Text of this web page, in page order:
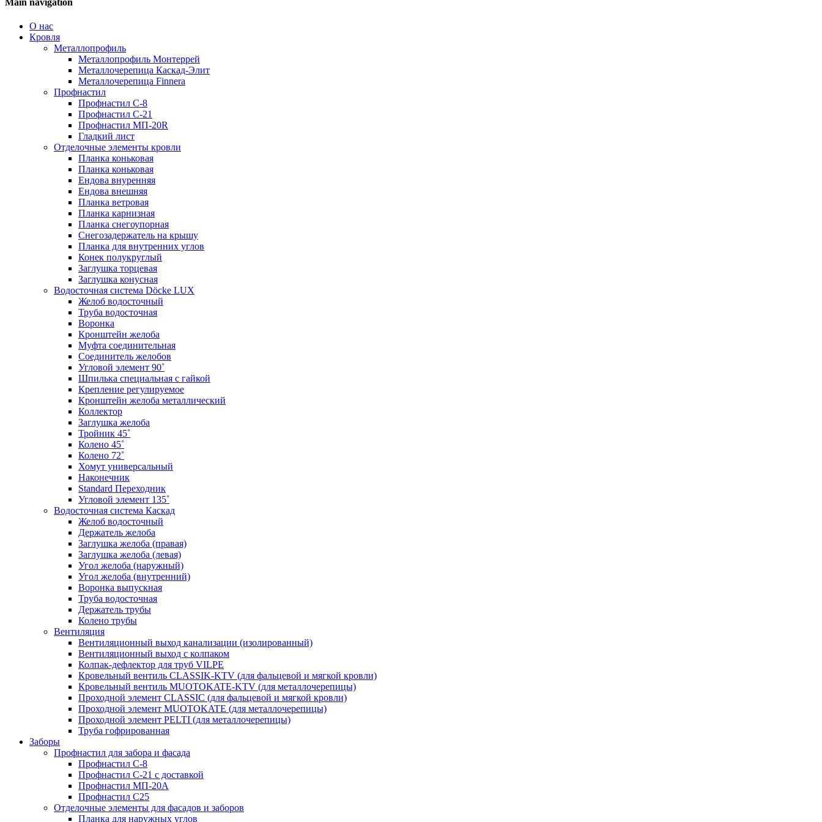
О нас
Кровля
Металлопрофиль
Металлопрофиль Монтеррей
Металлочерепица Каскад-Элит
Металлочерепица Finnera
Профнастил
Профнастил С-8
Профнастил С-21
Профнастил МП-20R
Гладкий лист
Отделочные элементы кровли
Планка коньковая
Планка коньковая
Ендова внуренняя
Ендова внешняя
Планка ветровая
Планка карнизная
Планка снегоупорная
Снегозадержатель на крышу
Планка для внутренних углов
Конек полукруглый
Заглушка торцевая
Заглушка конусная
Водосточная система Döcke LUX
Желоб водосточный
Труба водосточная
Воронка
Кронштейн желоба
Муфта соединительная
Соединитель желобов
Угловой элемент 90˚
Шпилька специальная с гайкой
Крепление регулируемое
Кронштейн желоба металлический
Коллектор
Заглушка желоба
Тройник 45˚
Колено 45˚
Колено 72˚
Хомут универсальный
Наконечник
Standard Переходник
Угловой элемент 135˚
Водосточная система Каскад
Желоб водосточный
Держатель желоба
Заглушка желоба (правая)
Заглушка желоба (левая)
Угол желоба (наружный)
Угол желоба (внутренний)
Воронка выпускная
Труба водосточная
Держатель трубы
Колено трубы
Вентиляция
Вентиляционный выход канализации (изолированный)
Вентиляционный выход с колпаком
Колпак-дефлектор для труб VILPE
Кровельный вентиль CLASSIK-KTV (для фальцевой и мягкой кровли)
Кровельный вентиль MUOTOKATE-KTV (для металлочерепицы)
Проходной элемент CLASSIC (для фальцевой и мягкой кровли)
Проходной элемент MUOTOKATE (для металлочерепицы)
Проходной элемент PELTI (для металлочерепицы)
Труба гофрированная
Заборы
Профнастил для забора и фасада
Профнастил С-8
Профнастил С-21 с доставкой
Профнастил МП-20А
Профнастил С25
Отделочные элементы для фасадов и заборов
Планка для наружных углов